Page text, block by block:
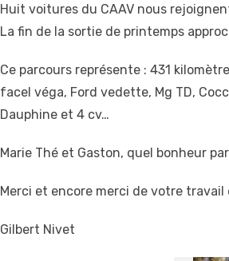
Huit voitures du CAAV nous
La fin de la sortie de printemps
Ce parcours représente : 431
facel véga, Ford vedette, Mg TD,
Dauphine et 4 cv…
Marie Thé et Gaston, quel bonheur
Merci et encore merci de votre
Gilbert Nivet